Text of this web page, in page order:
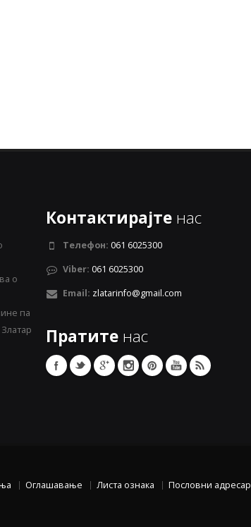
о
па
Контактирајте нас
Телефон: 061 6025300
Viber: 061 6025300
Email: zlatarinfo@gmail.com
Пратите нас
Оглашавање Листа ознака Пословни адресар